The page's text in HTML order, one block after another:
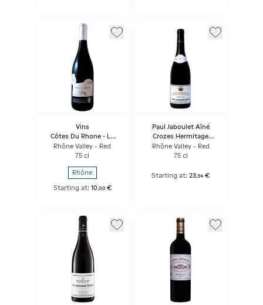
Vins
Côtes Du Rhone - Le
Serre
Rhône Valley - Red
75 cl
Rhône
Starting at: 10,00 €
Paul Jaboulet Aîné
Crozes Hermitage
Vieilles Vignes
Rhône Valley - Red
75 cl
Starting at:23,34 €